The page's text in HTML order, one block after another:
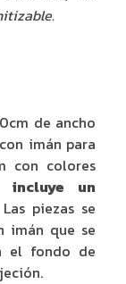
de ancho
imán para
con colores
incluye un
Las piezas se
imán que se
el fondo de